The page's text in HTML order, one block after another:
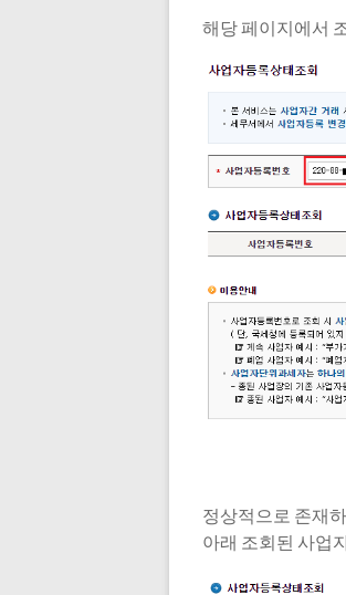
해당 페이지에서
정상적으로 존재
아래 조회된 사업